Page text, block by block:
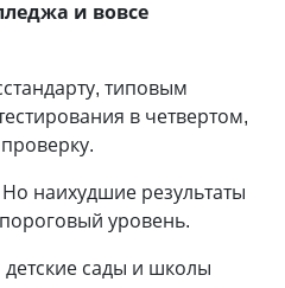
и вовсе
типовым
в четвертом,
наихудшие результаты
уровень.
детские сады и школы